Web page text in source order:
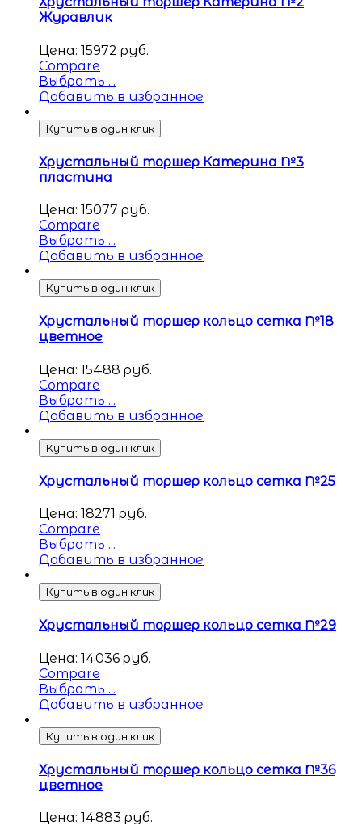
Журавлик
Цена: 15972 руб.
Compare
Выбрать ...
Добавить в избранное
Купить в один клик
Хрустальный торшер Катерина №3
пластина
Цена: 15077 руб.
Compare
Выбрать ...
Добавить в избранное
Купить в один клик
Хрустальный торшер кольцо сетка №18
цветное
Цена: 15488 руб.
Compare
Выбрать ...
Добавить в избранное
Купить в один клик
Хрустальный торшер кольцо сетка №25
Цена: 18271 руб.
Compare
Выбрать ...
Добавить в избранное
Купить в один клик
Хрустальный торшер кольцо сетка №29
Цена: 14036 руб.
Compare
Выбрать ...
Добавить в избранное
Купить в один клик
Хрустальный торшер кольцо сетка №36
цветное
Цена: 14883 руб.